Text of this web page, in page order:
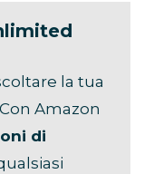
la tua
Amazon
di